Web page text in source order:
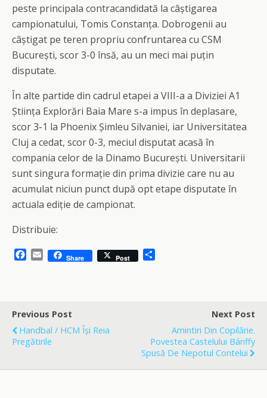
peste principala contracandidată la câștigarea
campionatului, Tomis Constanța. Dobrogenii au
câștigat pe teren propriu confruntarea cu CSM
București, scor 3-0 însă, au un meci mai puțin
disputate.
În alte partide din cadrul etapei a VIII-a a Diviziei A1
Știința Explorări Baia Mare s-a impus în deplasare,
scor 3-1 la Phoenix Șimleu Silvaniei, iar Universitatea
Cluj a cedat, scor 0-3, meciul disputat acasă în
compania celor de la Dinamo București. Universitarii
sunt singura formație din prima divizie care nu au
acumulat niciun punct după opt etape disputate în
actuala ediție de campionat.
Distribuie:
b
o
o
k
E
l
Share Post
e
Previous Post
Handbal / HCM Își Reia
Pregătirile
Next Post
Amintiri Din Copilărie.
Povestea Castelului Bánffy
Spusă De Nepotul Contelui